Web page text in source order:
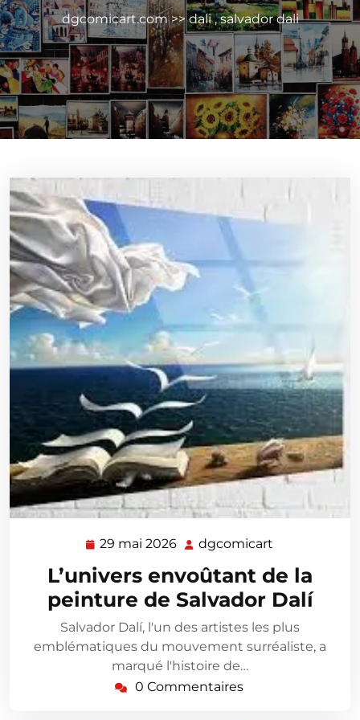
dgcomicart.com>>dali,salvador dali
29 mai 2026 29
2026
dgcomicart
L’univers envoûtant de la
peinture de Salvador Dalí
Salvador Dalí, l'un des artistes les plus
emblématiques du mouvement surréaliste, a
marqué l'histoire de…
0 Commentaires